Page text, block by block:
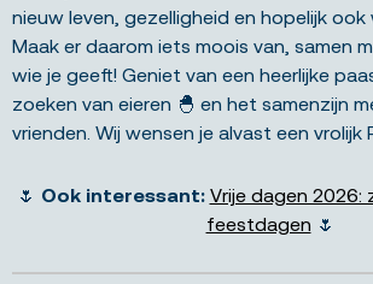
nieuw leven, gezelligheid en hopelijk ook
Maak er daarom iets moois van, samen
wie je geeft! Geniet van een heerlijke
zoeken van eieren 🐣 en het samenzijn
vrienden. Wij wensen je alvast een vrolijk
🌷 Ook interessant: Vrije dagen 2026:
feestdagen 🌷